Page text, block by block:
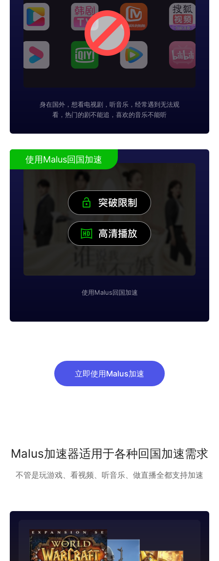
身在国外，想看电视剧，听音乐，经常遇到无法观
看，热门的剧不能追，喜欢的音乐不能听
使用Malus回国加速
使用Malus回国加速
立即使用Malus加速
Malus加速器适用于各种回国加速需求
不管是玩游戏、看视频、听音乐、做直播全都支持加速